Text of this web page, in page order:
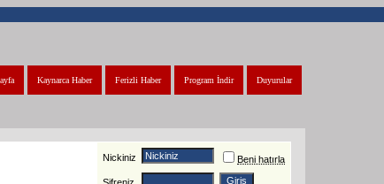
Duyurular
Program İndir
Ferizli Haber
Kaynarca Haber
Nickiniz Beni hatırla